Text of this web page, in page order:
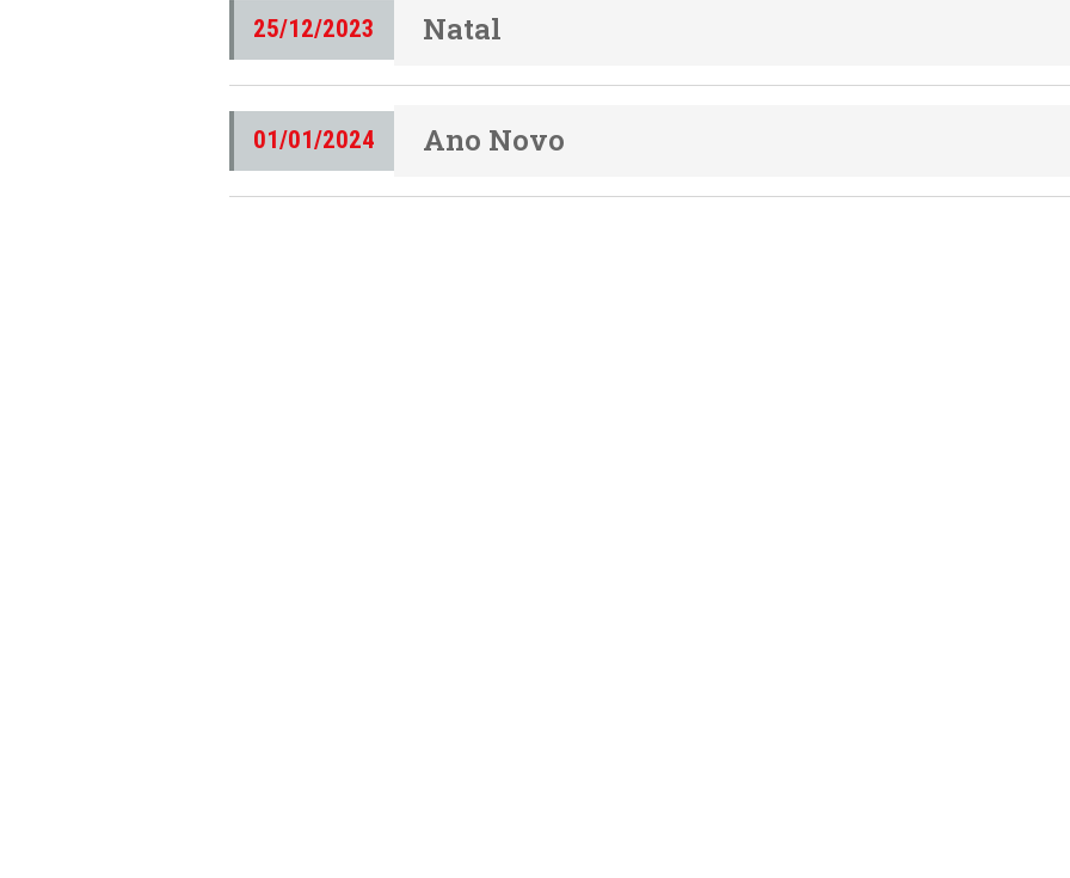
25/12/2023 Natal
01/01/2024 Ano Novo